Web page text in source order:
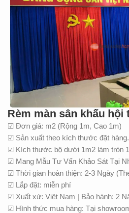
Rèm màn sân khấu
☑ Đơn giá: m2 (Rộng 1m, Cao 1m)
☑ Sản xuất theo kích thước đặt hàng.
☑ Kích thước bộ dưới 1m2 làm tròn
☑ Mang Mẫu Tư Vấn Khảo Sát Tại
☑ Thời gian hoàn thiện: 2-3 Ngày
☑ Lắp đặt: miễn phí
☑ Xuất xứ: Việt Nam | Bảo hành: 2
☑ Hình thức mua hàng: Tại